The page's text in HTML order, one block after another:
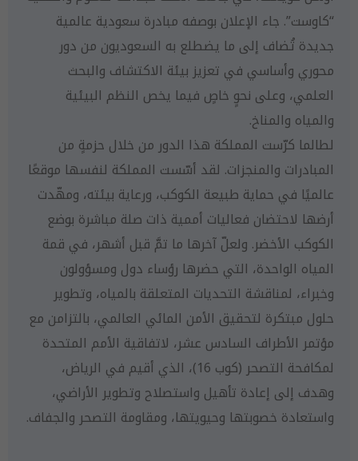
“كاوست”. جاء الإعلان بوصفه مبادرة سعودية عالمية
جديدة تُضاف إلى ما يضطلع به السعوديون من دور
محوري وأساسي في تعزيز بيئة الاكتشاف والبحث
العلمي، وعلى نحوٍ خاصٍ فيما يخص النظم البيئية
والمياه والمناخ.
لطالما كرّست المملكة هذا الدور من خلال حزمةٍ من
المبادرات والمنجزات. لقد أسّست المملكة لنفسها موقعًا
عالميًا في حماية طبيعة الكوكب، ورعاية بيئته، ومهّدت
أرضها لاحتضان فعاليات أممية ذات صلة مباشرة بوضع
الكوكب الأخضر. ولعلّ آخرها ما تمَّ قبل أشهر، في قمة
المياه الواحدة، التي حضرها رؤساء دول ومسؤولون
وخبراء، لمناقشة التحديات المتعلقة بالمياه، وتطوير
حلول مبتكرة لتحقيق الأمن المائي العالمي، بالتزامن مع
مؤتمر الأطراف السادس عشر، لاتفاقية الأمم المتحدة
لمكافحة التصحر (كوب 16)، الذي أقيم في الرياض،
وهدف إلى إعادة تأهيل واستصلاح وتطوير الأراضي،
واستعادة خصوبتها وحيويتها، ومقاومة التصحر والجفاف.